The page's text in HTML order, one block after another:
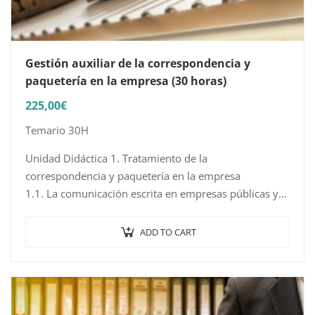
Gestión auxiliar de la correspondencia y
paquetería en la empresa (30 horas)
225,00€
Temario 30H
Unidad Didáctica 1. Tratamiento de la
correspondencia y paquetería en la empresa
1.1. La comunicación escrita en empresas públicas y
1.2. Gestión de la recepción de la correspondencia
ADD TO CART